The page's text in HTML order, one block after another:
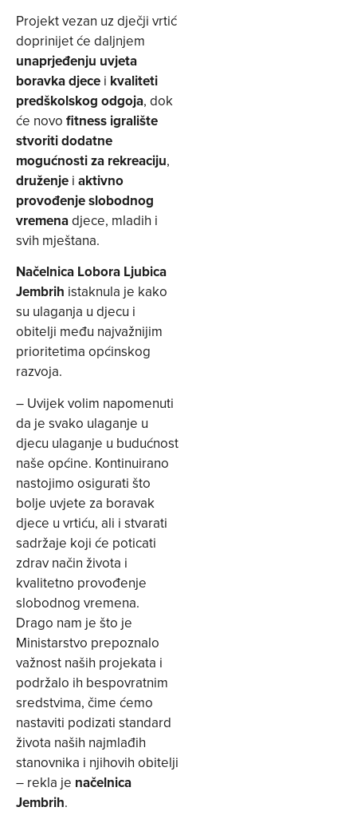
Projekt vezan uz dječji vrtić
doprinijet će daljnjem
unaprjeđenju uvjeta
boravka djece i kvaliteti
predškolskog odgoja, dok
će novo fitness igralište
stvoriti dodatne
mogućnosti za rekreaciju,
druženje i aktivno
provođenje slobodnog
vremenadjece, mladih i
svih mještana.
Načelnica Lobora Ljubica
Jembrih istaknula je kako
su ulaganja u djecu i
obitelji među najvažnijim
prioritetima općinskog
razvoja.
– Uvijek volim napomenuti
da je svako ulaganje u
djecu ulaganje u budućnost
naše općine. Kontinuirano
nastojimo osigurati što
bolje uvjete za boravak
djece u vrtiću, ali i stvarati
sadržaje koji će poticati
zdrav način života i
kvalitetno provođenje
slobodnog vremena.
Drago nam je što je
Ministarstvo prepoznalo
važnost naših projekata i
podržalo ih bespovratnim
sredstvima, čime ćemo
nastaviti podizati standard
života naših najmlađih
stanovnika i njihovih obitelji
– rekla je načelnica
Jembrih.